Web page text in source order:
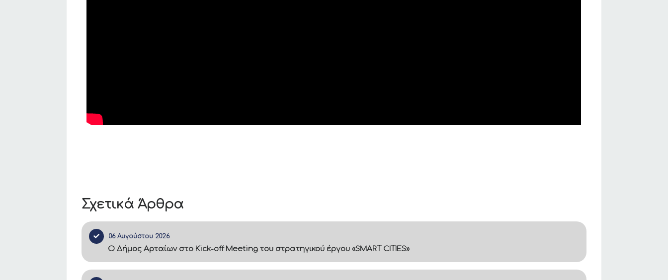
Σχετικά Άρθρα
06 Αυγούστου 2026
Ο Δήμος Αρταίων στο Kick-off Meeting του στρατηγικού έργου «SMART CITIES»